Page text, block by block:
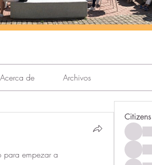
Acerca de Archivos
para empezar a
Citizens